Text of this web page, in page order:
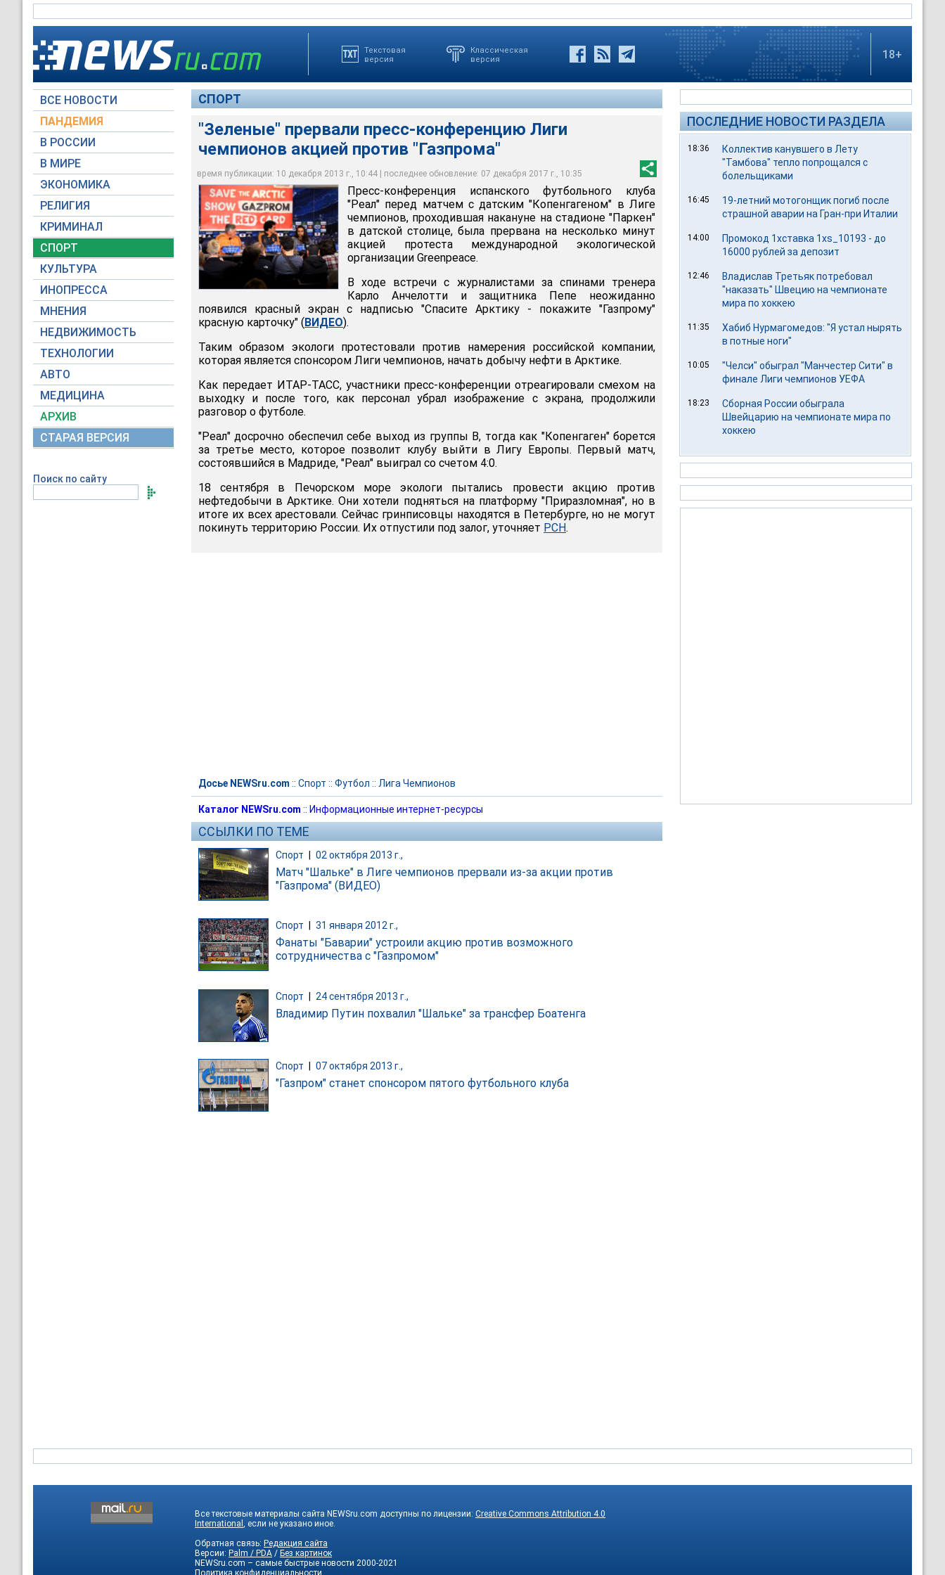
Текстовая
версия
Классическая
версия
18+
ВСЕ НОВОСТИ
ПАНДЕМИЯ
В РОССИИ
В МИРЕ
ЭКОНОМИКА
РЕЛИГИЯ
КРИМИНАЛ
СПОРТ
КУЛЬТУРА
ИНОПРЕССА
МНЕНИЯ
НЕДВИЖИМОСТЬ
ТЕХНОЛОГИИ
АВТО
МЕДИЦИНА
АРХИВ
СТАРАЯ ВЕРСИЯ
Поиск по сайту
СПОРТ
"Зеленые" прервали пресс-конференцию Лиги
чемпионов акцией против "Газпрома"
время публикации: 10 декабря 2013 г., 10:44 | последнее обновление: 07 декабря 2017 г., 10:35
Пресс-конференция испанского футбольного клуба "Реал" перед матчем с датским
"Копенгагеном" в Лиге чемпионов, проходившая накануне на стадионе "Паркен" в
датской столице, была прервана на несколько минут акцией протеста
международной экологической организ
Greenpeace Danmark / Youtube.comПресс-конференция испанского футбольного клуба
"Реал" перед матчем с датским "Копенгагеном" в Лиге
чемпионов, проходившая накануне на стадионе "Паркен"
в датской столице, была прервана на несколько минут
акцией протеста международной экологической
организации Greenpeace.
В ходе встречи с журналистами за спинами тренера
Карло Анчелотти и защитника Пепе неожиданно
появился красный экран с надписью "Спасите Арктику - покажите "Газпрому"
красную карточку" (ВИДЕО).
Таким образом экологи протестовали против намерения российской компании,
которая является спонсором Лиги чемпионов, начать добычу нефти в Арктике.
Как передает ИТАР-ТАСС, участники пресс-конференции отреагировали смехом на
выходку и после того, как персонал убрал изображение с экрана, продолжили
разговор о футболе.
"Реал" досрочно обеспечил себе выход из группы B, тогда как "Копенгаген" борется
за третье место, которое позволит клубу выйти в Лигу Европы. Первый матч,
состоявшийся в Мадриде, "Реал" выиграл со счетом 4:0.
18 сентября в Печорском море экологи пытались провести акцию против
нефтедобычи в Арктике. Они хотели подняться на платформу "Приразломная", но в
итоге их всех арестовали. Сейчас гринписовцы находятся в Петербурге, но не могут
покинуть территорию России. Их отпустили под залог, уточняет РСН.
Досье NEWSru.com :: Спорт :: Футбол :: Лига Чемпионов
Каталог NEWSru.com :: Информационные интернет-ресурсы
ССЫЛКИ ПО ТЕМЕ
Спорт 02 октября 2013 г.,
Матч "Шальке" в Лиге чемпионов прервали из-за акции против
"Газпрома" (ВИДЕО)
Спорт 31 января 2012 г.,
Фанаты "Баварии" устроили акцию против возможного
сотрудничества с "Газпромом"
Спорт | 24 сентября 2013 г.,
Владимир Путин похвалил "Шальке" за трансфер Боатенга
Спорт | 07 октября 2013 г.,
"Газпром" станет спонсором пятого футбольного клуба
ПОСЛЕДНИЕ НОВОСТИ РАЗДЕЛА
18:36
Коллектив канувшего в Лету
"Тамбова" тепло попрощался с
болельщиками
16:45
19-летний мотогонщик погиб после
страшной аварии на Гран-при Италии
14:00
Промокод 1хставка 1xs_10193 - до
16000 рублей за депозит
12:46
Владислав Третьяк потребовал
"наказать" Швецию на чемпионате
мира по хоккею
11:35
Хабиб Нурмагомедов: "Я устал нырять
в потные ноги"
10:05
"Челси" обыграл "Манчестер Сити" в
финале Лиги чемпионов УЕФА
18:23
Сборная России обыграла
Швейцарию на чемпионате мира по
хоккею
Все текстовые материалы сайта NEWSru.com доступны по лицензии: Creative Commons Attribution 4.0
International
, если не указано иное.
Обратная связь: Редакция сайта
Версии: Palm / PDA / Без картинок
NEWSru.com – самые быстрые новости 2000-2021
Политика конфиденциальности